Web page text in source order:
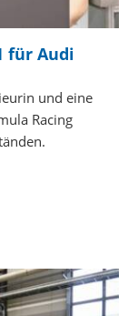
für Audi
und eine
Racing